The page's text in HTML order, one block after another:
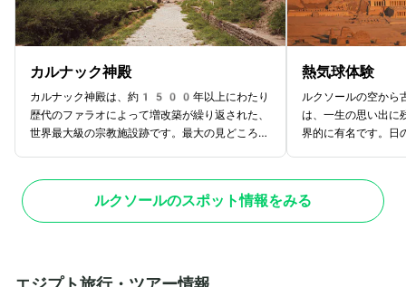
カルナック神殿
カルナック神殿は、約1500年以上にわたり
歴代のファラオによって増改築が繰り返された、
世界最大級の宗教施設跡です。最大の見どころ
ーフは圧巻です。東岸に位置し、かつてはルクソ
ール神殿と約3kmの参道で結ばれていました。
現在も発掘や修復が進んでおり、古代エジプトの
り、幻想的な歴史体験を提供しています。
熱気球体験
ルクソールの空から
は、一生の思い出に
界的に有名です。日
しい流れを一望で
び上がる遺跡群と、
は絶景の一言。飛
ルクソールのスポット情報をみる